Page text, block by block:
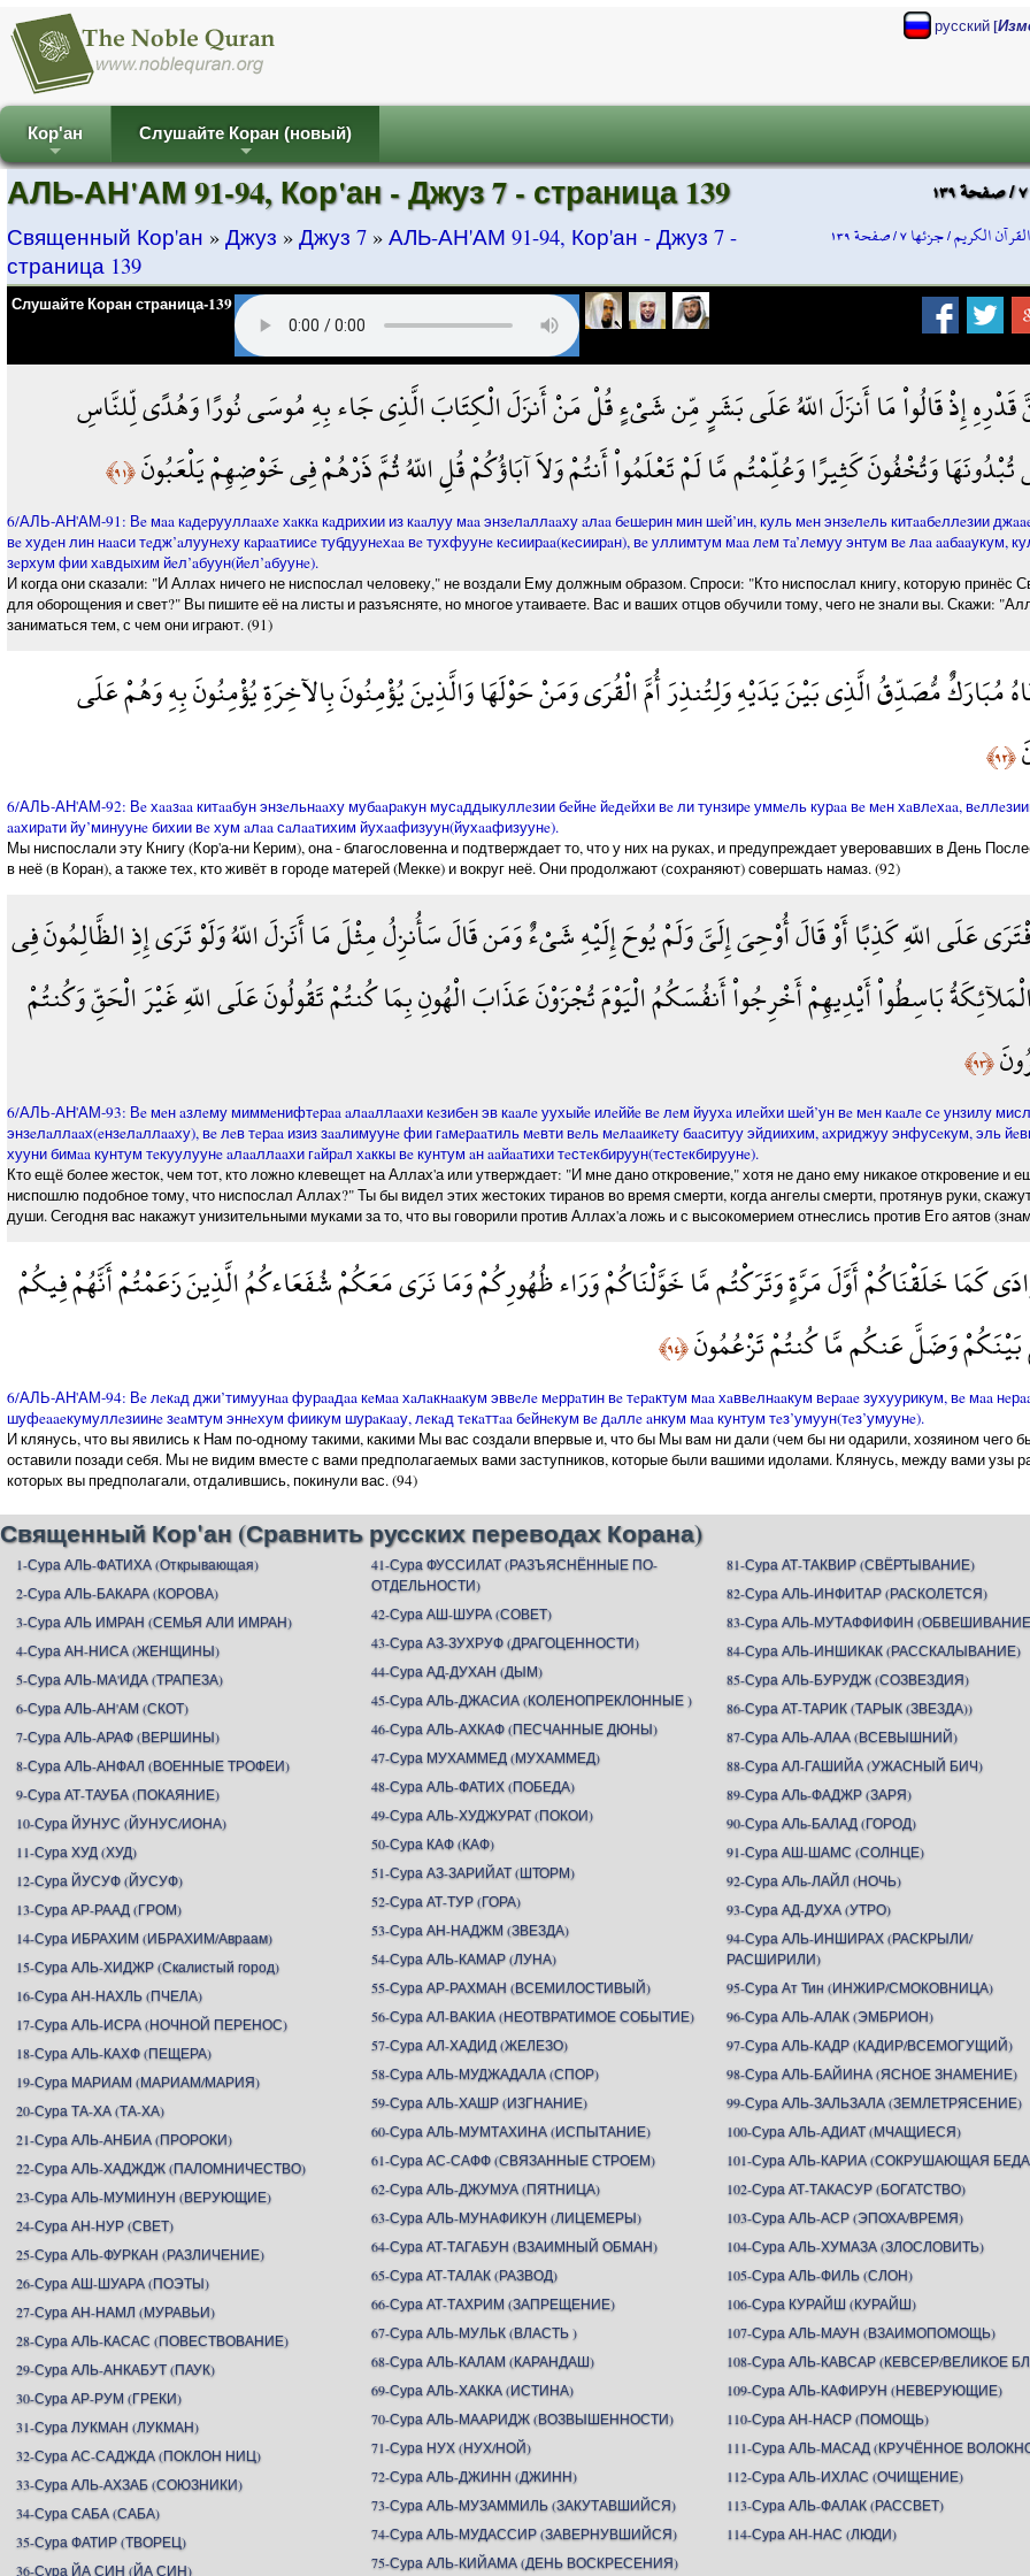
русский[
+
Кор'ан
+
Слушайте Коран (новый)
القرآن الكريم / جزئها ٧ / صفحة ١٣٩
АЛЬ-АН'АМ 91-94, Кор'ан - Джуз 7 - страница 139
Священный Кор'ан » Джуз » Джуз 7 » АЛЬ-АН'АМ 91-94, Кор'ан - Джуз 7 -
страница 139
Слушайте Коран страница-139
قَدْرِهِ إِذْ قَالُواْ مَا أَنزَلَ اللّهُ عَلَى بَشَرٍ مِّن شَيْءٍ قُلْ مَنْ أَنزَلَ الْكِتَابَ الَّذِي جَاء بِهِ مُوسَى نُورًا وَهُدًى لِّلنَّاسِ
وَتُخْفُونَ كَثِيرًا وَعُلِّمْتُم مَّا لَمْ تَعْلَمُواْ أَنتُمْ وَلاَ آبَاؤُكُمْ قُلِ اللّهُ ثُمَّ ذَرْهُمْ فِي خَوْضِهِمْ يَلْعَبُونَ﴿٩١﴾
6/АЛЬ-АН'АМ-91: Вe мaa кaдeрууллaaхe хaккa кaдрихии из кaaлуу мaa энзeлaллaaху aлaa бeшeрин мин шeй’ин, куль мeн энзeлeль китaaбeллeзии
вe худeн лин нaaси тeдж’aлуунeху кaрaaтиисe тубдуунeхaa вe тухфуунe кeсиирaa(кeсиирaн), вe уллимтум мaa лeм тa’лeмуу энтум вe лaa aaбaaукум,
зeрхум фии хaвдыхим йeл’aбуун(йeл’aбуунe).
И когда они сказали: "И Аллах ничего не ниспослал человеку," не воздали Ему должным образом. Спроси: "Кто ниспослал книгу, которую принёс
для оборощения и свет?" Вы пишите её на листы и разъясняте, но многое утаиваете. Вас и ваших отцов обучили тому, чего не знали вы. Скажи:
заниматься тем, с чем они играют. (91)
مُبَارَكٌ مُّصَدِّقُ الَّذِي بَيْنَ يَدَيْهِ وَلِتُنذِرَ أُمَّ الْقُرَى وَمَنْ حَوْلَهَا وَالَّذِينَ يُؤْمِنُونَ بِالآخِرَةِ يُؤْمِنُونَ بِهِ وَهُمْ عَلَى
﴿٩٢﴾
6/АЛЬ-АН'АМ-92: Вe хaaзaa китaaбун энзeльнaaху мубaaрaкун мусaддыкуллeзии бeйнe йeдeйхи вe ли тунзирe уммeль курaa вe мeн хaвлeхaa,
aaхирaти йу’минуунe бихии вe хум aлaa сaлaaтихим йухaaфизуун(йухaaфизуунe).
Мы ниспослали эту Книгу (Кор'а-ни Керим), она - благословенна и подтверждает то, что у них на руках, и предупреждает уверовавших в День
в неё (в Коран), а также тех, кто живёт в городе матерей (Мекке) и вокруг неё. Они продолжают (сохраняют) совершать намаз. (92)
عَلَى اللّهِ كَذِبًا أَوْ قَالَ أُوْحِيَ إِلَيَّ وَلَمْ يُوحَ إِلَيْهِ شَيْءٌ وَمَن قَالَ سَأُنزِلُ مِثْلَ مَا أَنَزلَ اللّهُ وَلَوْ تَرَى إِذِ الظَّالِمُونَ فِي
بَاسِطُواْ أَيْدِيهِمْ أَخْرِجُواْ أَنفُسَكُمُ الْيَوْمَ تُجْزَوْنَ عَذَابَ الْهُونِ بِمَا كُنتُمْ تَقُولُونَ عَلَى اللّهِ غَيْرَ الْحَقِّ وَكُنتُمْ
﴿٩٣﴾
6/АЛЬ-АН'АМ-93: Вe мeн aзлeму миммeнифтeрaa aлaaллaaхи кeзибeн эв кaaлe уухыйe илeййe вe лeм йуухa илeйхи шeй’ун вe мeн кaaлe сe унзилу
энзeлaллaaх(eнзeлaллaaху), вe лeв тeрaa изиз зaaлимуунe фии гaмeрaaтиль мeвти вeль мeлaaикeту бaaситуу эйдиихим, aхриджуу энфусeкум, эль
хууни бимaa кунтум тeкуулуунe aлaaллaaхи гaйрaл хaккы вe кунтум aн aaйaaтихи тeстeкбируун(тeстeкбируунe).
Кто ещё более жесток, чем тот, кто ложно клевещет на Аллах'а или утверждает: "И мне дано откровение," хотя не дано ему никакое откровение и
ниспошлю подобное тому, что ниспослал Аллах?" Ты бы видел этих жестоких тиранов во время смерти, когда ангелы смерти, протянув руки,
души. Сегодня вас накажут унизительными муками за то, что вы говорили против Аллах'а ложь и с высокомерием отнеслись против Его аятов
كَمَا خَلَقْنَاكُمْ أَوَّلَ مَرَّةٍ وَتَرَكْتُم مَّا خَوَّلْنَاكُمْ وَرَاء ظُهُورِكُمْ وَمَا نَرَى مَعَكُمْ شُفَعَاءكُمُ الَّذِينَ زَعَمْتُمْ أَنَّهُمْ فِيكُمْ
وَضَلَّ عَنكُم مَّا كُنتُمْ تَزْعُمُونَ﴿٩٤﴾
6/АЛЬ-АН'АМ-94: Вe лeкaд джи’тимуунaa фурaaдaa кeмaa хaлaкнaaкум эввeлe мeррaтин вe тeрaктум мaa хaввeлнaaкум вeрaae зухуурикум, вe мaa
шуфeaaeкумуллeзиинe зeaмтум эннeхум фиикум шурaкaaу, лeкaд тeкaттaa бeйнeкум вe дaллe aнкум мaa кунтум тeз’умуун(тeз’умуунe).
И клянусь, что вы явились к Нам по-одному такими, какими Мы вас создали впервые и, что бы Мы вам ни дали (чем бы ни одарили, хозяином чего
оставили позади себя. Мы не видим вместе с вами предполагаемых вами заступников, которые были вашими идолами. Клянусь, между вами узы
которых вы предполагали, отдалившись, покинули вас. (94)
Священный Кор'ан (Сравнить русских переводах Корана)
1-Сура АЛЬ-ФАТИХА (Открывающая)
2-Сура АЛЬ-БАКАРА (КОРОВА)
3-Сура АЛЬ ИМРАН (СЕМЬЯ АЛИ ИМРАН)
4-Сура АН-НИСА (ЖЕНЩИНЫ)
5-Сура АЛЬ-МА'ИДА (ТРАПЕЗА)
6-Сура АЛЬ-АН'АМ (СКОТ)
7-Сура АЛЬ-АРАФ (ВЕРШИНЫ)
8-Сура АЛЬ-АНФАЛ (ВОЕННЫЕ ТРОФЕИ)
9-Сура АТ-ТАУБА (ПОКАЯНИЕ)
10-Сура ЙУНУС (ЙУНУС/ИОНА)
11-Сура ХУД (ХУД)
12-Сура ЙУСУФ (ЙУСУФ)
13-Сура АР-РААД (ГРОМ)
14-Сура ИБРАХИМ (ИБРАХИМ/Авраам)
15-Сура АЛЬ-ХИДЖР (Скалистый город)
16-Сура АН-НАХЛЬ (ПЧЕЛА)
17-Сура АЛЬ-ИСРА (НОЧНОЙ ПЕРЕНОС)
18-Сура АЛЬ-КАХФ (ПЕЩЕРА)
19-Сура МАРИАМ (МАРИАМ/МАРИЯ)
20-Сура ТА-ХА (ТА-ХА)
21-Сура АЛЬ-АНБИА (ПРОРОКИ)
22-Сура АЛЬ-ХАДЖДЖ (ПАЛОМНИЧЕСТВО)
23-Сура АЛЬ-МУМИНУН (ВЕРУЮЩИЕ)
24-Сура АН-НУР (СВЕТ)
25-Сура АЛЬ-ФУРКАН (РАЗЛИЧЕНИЕ)
26-Сура АШ-ШУАРА (ПОЭТЫ)
27-Сура АН-НАМЛ (МУРАВЬИ)
28-Сура АЛЬ-КАСАС (ПОВЕСТВОВАНИЕ)
29-Сура АЛЬ-АНКАБУТ (ПАУК)
30-Сура АР-РУМ (ГРЕКИ)
31-Сура ЛУКМАН (ЛУКМАН)
32-Сура АС-САДЖДА (ПОКЛОН НИЦ)
33-Сура АЛЬ-АХЗАБ (СОЮЗНИКИ)
34-Сура САБА (САБА)
35-Сура ФАТИР (ТВОРЕЦ)
36-Сура ЙА СИН (ЙА СИН)
41-Сура ФУССИЛАТ (РАЗЪЯСНЁННЫЕ ПО-
ОТДЕЛЬНОСТИ)
42-Сура АШ-ШУРА (СОВЕТ)
43-Сура АЗ-ЗУХРУФ (ДРАГОЦЕННОСТИ)
44-Сура АД-ДУХАН (ДЫМ)
45-Сура АЛЬ-ДЖАСИА (КОЛЕНОПРЕКЛОННЫЕ )
46-Сура АЛЬ-АХКАФ (ПЕСЧАННЫЕ ДЮНЫ)
47-Сура МУХАММЕД (МУХАММЕД)
48-Сура АЛЬ-ФАТИХ (ПОБЕДА)
49-Сура АЛЬ-ХУДЖУРАТ (ПОКОИ)
50-Сура КАФ (КАФ)
51-Сура АЗ-ЗАРИЙАТ (ШТОРМ)
52-Сура АТ-ТУР (ГОРА)
53-Сура АН-НАДЖМ (ЗВЕЗДА)
54-Сура АЛЬ-КАМАР (ЛУНА)
55-Сура АР-РАХМАН (ВСЕМИЛОСТИВЫЙ)
56-Сура АЛ-ВАКИА (НЕОТВРАТИМОЕ СОБЫТИЕ)
57-Сура АЛ-ХАДИД (ЖЕЛЕЗО)
58-Сура АЛЬ-МУДЖАДАЛА (СПОР)
59-Сура АЛЬ-ХАШР (ИЗГНАНИЕ)
60-Сура АЛЬ-МУМТАХИНА (ИСПЫТАНИЕ)
61-Сура АС-САФФ (СВЯЗАННЫЕ СТРОЕМ)
62-Сура АЛЬ-ДЖУМУА (ПЯТНИЦА)
63-Сура АЛЬ-МУНАФИКУН (ЛИЦЕМЕРЫ)
64-Сура АТ-ТАГАБУН (ВЗАИМНЫЙ ОБМАН)
65-Сура АТ-ТАЛАК (РАЗВОД)
66-Сура АТ-ТАХРИМ (ЗАПРЕЩЕНИЕ)
67-Сура АЛЬ-МУЛЬК (ВЛАСТЬ )
68-Сура АЛЬ-КАЛАМ (КАРАНДАШ)
69-Сура АЛЬ-ХАККА (ИСТИНА)
70-Сура АЛЬ-МААРИДЖ (ВОЗВЫШЕННОСТИ)
71-Сура НУХ (НУХ/НОЙ)
72-Сура АЛЬ-ДЖИНН (ДЖИНН)
73-Сура АЛЬ-МУЗАММИЛЬ (ЗАКУТАВШИЙСЯ)
74-Сура АЛЬ-МУДАССИР (ЗАВЕРНУВШИЙСЯ)
75-Сура АЛЬ-КИЙАМА (ДЕНЬ ВОСКРЕСЕНИЯ)
81-Сура АТ-ТАКВИР (СВЁРТЫВАНИЕ)
82-Сура АЛЬ-ИНФИТАР (РАСКОЛЕТСЯ)
83-Сура АЛЬ-МУТАФФИФИН
84-Сура АЛЬ-ИНШИКАК (РАССКАЛЫВАНИЕ)
85-Сура АЛЬ-БУРУДЖ (СОЗВЕЗДИЯ)
86-Сура АТ-ТАРИК (ТАРЫК (ЗВЕЗДА))
87-Сура АЛЬ-АЛАА (ВСЕВЫШНИЙ)
88-Сура АЛ-ГАШИЙА (УЖАСНЫЙ БИЧ)
89-Сура АЛь-ФАДЖР (ЗАРЯ)
90-Сура АЛь-БАЛАД (ГОРОД)
91-Сура АШ-ШАМС (СОЛНЦЕ)
92-Сура АЛь-ЛАЙЛ (НОЧЬ)
93-Сура АД-ДУХА (УТРО)
94-Сура АЛЬ-ИНШИРАХ (РАСКРЫЛИ/
РАСШИРИЛИ)
95-Сура Ат Тин (ИНЖИР/СМОКОВНИЦА)
96-Сура АЛЬ-АЛАК (ЭМБРИОН)
97-Сура АЛЬ-КАДР (КАДИР/ВСЕМОГУЩИЙ)
98-Сура АЛЬ-БАЙИНА (ЯСНОЕ ЗНАМЕНИЕ)
99-Сура АЛЬ-ЗАЛЬЗАЛА (ЗЕМЛЕТРЯСЕНИЕ)
100-Сура АЛЬ-АДИАТ (МЧАЩИЕСЯ)
101-Сура АЛЬ-КАРИА (СОКРУШАЮЩАЯ
102-Сура АТ-ТАКАСУР (БОГАТСТВО)
103-Сура АЛЬ-АСР (ЭПОХА/ВРЕМЯ)
104-Сура АЛЬ-ХУМАЗА (ЗЛОСЛОВИТЬ)
105-Сура АЛЬ-ФИЛЬ (СЛОН)
106-Сура КУРАЙШ (КУРАЙШ)
107-Сура АЛЬ-МАУН (ВЗАИМОПОМОЩЬ)
108-Сура АЛЬ-КАВСАР (КЕВСЕР/ВЕЛИКОЕ
109-Сура АЛЬ-КАФИРУН (НЕВЕРУЮЩИЕ)
110-Сура АН-НАСР (ПОМОЩЬ)
111-Сура АЛЬ-МАСАД (КРУЧЁННОЕ
112-Сура АЛЬ-ИХЛАС (ОЧИЩЕНИЕ)
113-Сура АЛЬ-ФАЛАК (РАССВЕТ)
114-Сура АН-НАС (ЛЮДИ)